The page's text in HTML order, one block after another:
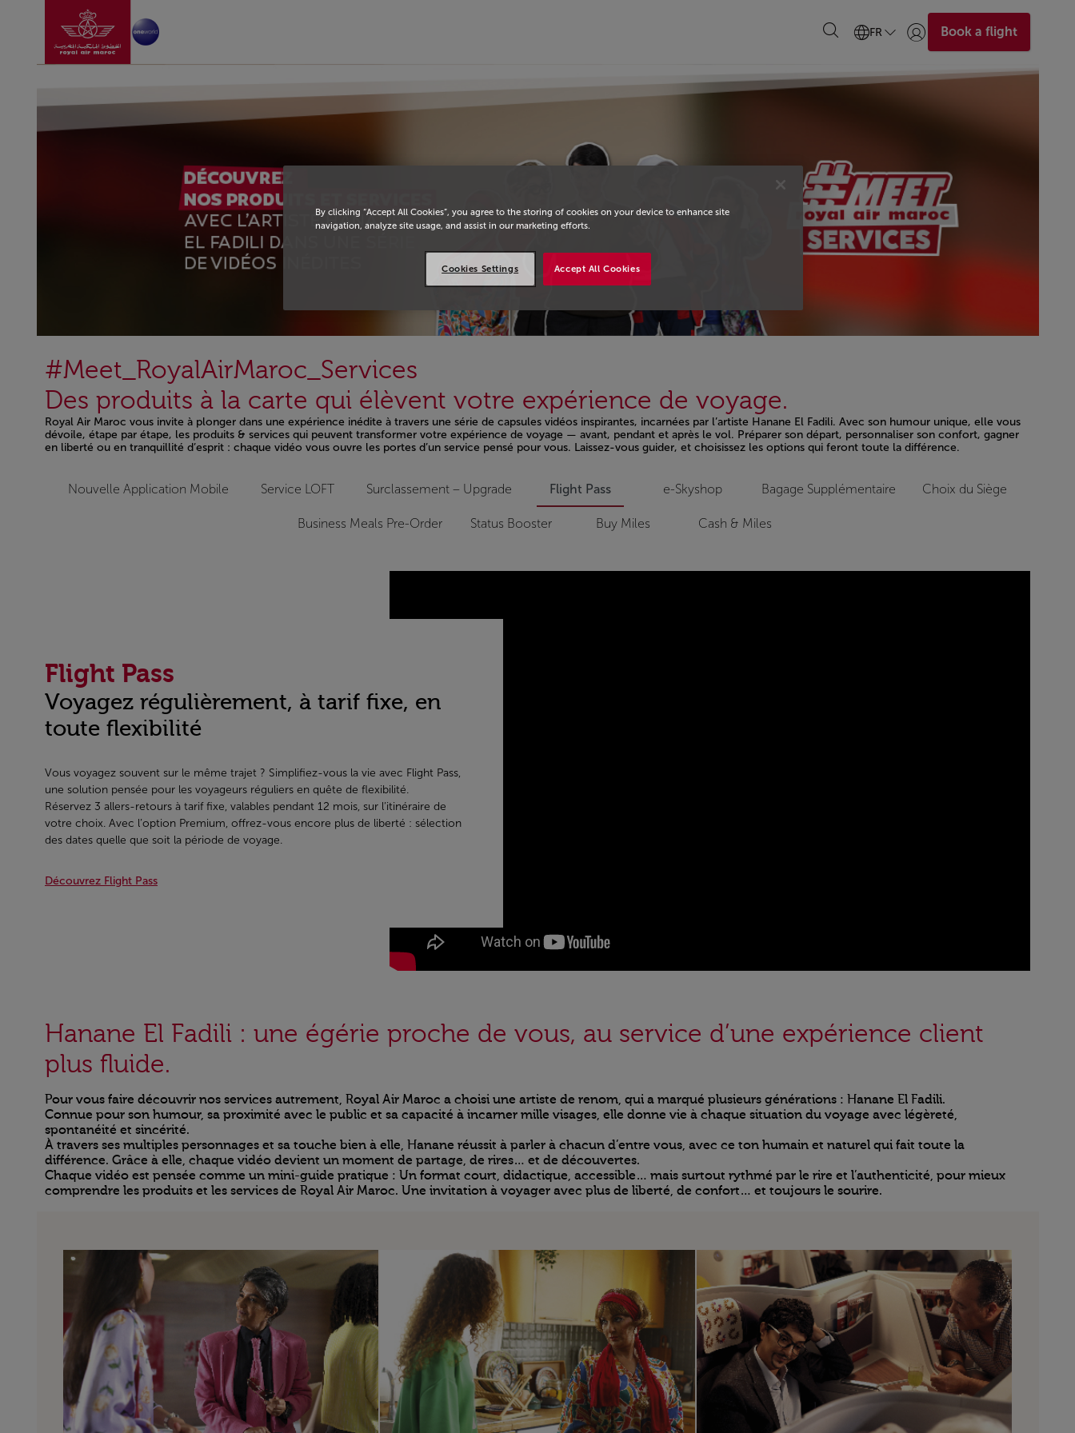
Saut au contenu principal
Aller à la page accueil FR Se connecter | S’inscrire)
Book a flight
#Meet_RoyalAirMaroc_Services
Des produits à la carte qui élèvent votre expérience de voyage.
Royal Air Maroc vous invite à plonger dans une expérience inédite à travers une série de capsules vidéos inspirantes, incarnées par l’artiste Hanane El Fadili. Avec son humour unique, elle vous
dévoile, étape par étape, les produits & services qui peuvent transformer votre expérience de voyage — avant, pendant et après le vol. Préparer son départ, personnaliser son confort, gagner
en liberté ou en tranquillité d’esprit : chaque vidéo vous ouvre les portes d’un service pensé pour vous. Laissez-vous guider, et choisissez les options qui feront toute la différence.
Nouvelle Application Mobile Service LOFT Surclassement – Upgrade Flight Pass e-Skyshop Bagage Supplémentaire Choix du Siège
Business Meals Pre-Order Status Booster Buy Miles Cash & Miles
Flight Pass
Voyagez régulièrement, à tarif fixe, en
toute flexibilité
Vous voyagez souvent sur le même trajet ? Simplifiez-vous la vie avec Flight Pass,
une solution pensée pour les voyageurs réguliers en quête de flexibilité.
Réservez 3 allers-retours à tarif fixe, valables pendant 12 mois, sur l’itinéraire de
votre choix. Avec l’option Premium, offrez-vous encore plus de liberté : sélection
des dates quelle que soit la période de voyage.
Découvrez Flight Pass
Hanane El Fadili : une égérie proche de vous, au service d’une expérience client
plus fluide.
Pour vous faire découvrir nos services autrement, Royal Air Maroc a choisi une artiste de renom, qui a marqué plusieurs générations : Hanane El Fadili.
Connue pour son humour, sa proximité avec le public et sa capacité à incarner mille visages, elle donne vie à chaque situation du voyage avec légèreté,
spontanéité et sincérité.
À travers ses multiples personnages et sa touche bien à elle, Hanane réussit à parler à chacun d’entre vous, avec ce ton humain et naturel qui fait toute la
différence. Grâce à elle, chaque vidéo devient un moment de partage, de rires… et de découvertes.
Chaque vidéo est pensée comme un mini-guide pratique : Un format court, didactique, accessible… mais surtout rythmé par le rire et l’authenticité, pour mieux
comprendre les produits et les services de Royal Air Maroc. Une invitation à voyager avec plus de liberté, de confort… et toujours le sourire.
By clicking “Accept All Cookies”, you agree to the storing of cookies on your device to enhance site
navigation, analyze site usage, and assist in our marketing efforts.
Accept All Cookies
Cookies Settings